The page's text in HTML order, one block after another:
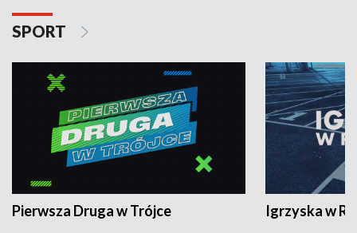
SPORT
Pierwsza Druga w Trójce Igrzyska w